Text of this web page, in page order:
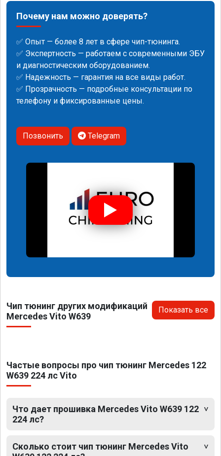
Почему нам можно доверять?
✅ Опыт — более 8 лет в сфере чип-тюнинга.
✅ Экспертность — работаем с современными ЭБУ
и диагностическим оборудованием.
✅ Надежность — гарантия на все виды работ.
✅ Прозрачность — подробные консультации по
телефону и фиксированные цены.
Позвонить Telegram
Чип тюнинг других модификаций
Mercedes Vito W639
Показать все
Частые вопросы про чип тюнинг Mercedes 122
W639 224 лс Vito
Что дает прошивка Mercedes Vito W639 122
224 лс?
Сколько стоит чип тюнинг Mercedes Vito